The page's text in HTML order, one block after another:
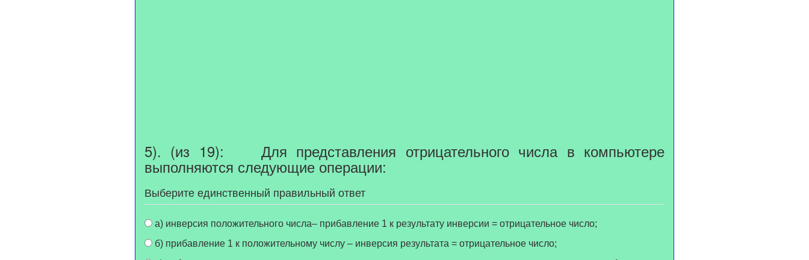
5). (из 19): Для представления отрицательного числа в компьютере
выполняются следующие операции:
Выберите единственный правильный ответ
а) инверсия положительного числа– прибавление 1 к результату инверсии = отрицательное число;
б) прибавление 1 к положительному числу – инверсия результата = отрицательное число;